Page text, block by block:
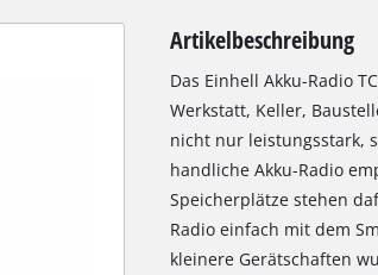
Artikelbeschreibung
Das Einhell Akku-Radio
Werkstatt, Keller,
nicht nur leistungsstark,
handliche Akku-Radio
Speicherplätze stehen
Radio einfach mit dem
kleinere Gerätschaften